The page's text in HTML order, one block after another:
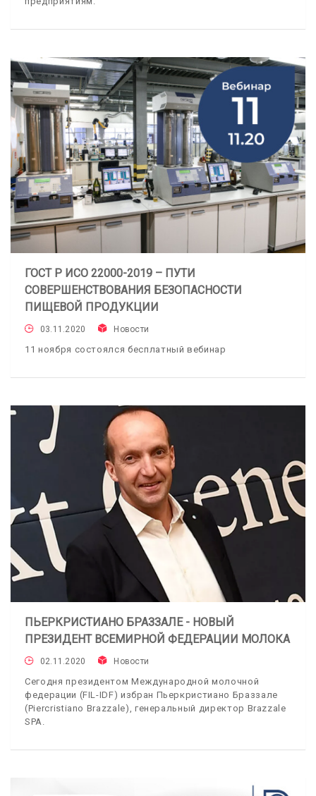
ГОСТ Р ИСО 22000-2019 – ПУТИ
СОВЕРШЕНСТВОВАНИЯ БЕЗОПАСНОСТИ
ПИЩЕВОЙ ПРОДУКЦИИ
03.11.2020 Новости
11 ноября состоялся бесплатный вебинар
ПЬЕРКРИСТИАНО БРАЗЗАЛЕ - НОВЫЙ
ПРЕЗИДЕНТ ВСЕМИРНОЙ ФЕДЕРАЦИИ МОЛОКА
02.11.2020 Новости
Сегодня президентом Международной молочной
федерации (FIL-IDF) избран Пьеркристиано Браззале
(Piercristiano Brazzale), генеральный директор Brazzale
SPA.